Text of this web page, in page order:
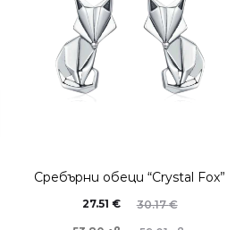
Сребърни обеци “Crystal Fox”
30.17€
27.51 €